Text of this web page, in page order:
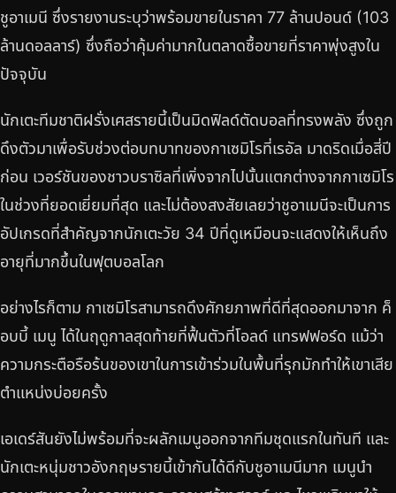
ชูอาเมนี ซึ่งรายงานระบุว่าพร้อมขายในราคา 77 ล้านปอนด์ (103
ล้านดอลลาร์) ซึ่งถือว่าคุ้มค่ามากในตลาดซื้อขายที่ราคาพุ่งสูงใน
ปัจจุบัน
นักเตะทีมชาติฝรั่งเศสรายนี้เป็นมิดฟิลด์ตัดบอลที่ทรงพลัง ซึ่งถูก
ดึงตัวมาเพื่อรับช่วงต่อบทบาทของกาเซมิโรที่เรอัล มาดริดเมื่อสี่ปี
ก่อน เวอร์ชันของชาวบราซิลที่เพิ่งจากไปนั้นแตกต่างจากกาเซมิโร
ในช่วงที่ยอดเยี่ยมที่สุด และไม่ต้องสงสัยเลยว่าชูอาเมนีจะเป็นการ
อัปเกรดที่สำคัญจากนักเตะวัย 34 ปีที่ดูเหมือนจะแสดงให้เห็นถึง
อายุที่มากขึ้นในฟุตบอลโลก
อย่างไรก็ตาม กาเซมิโรสามารถดึงศักยภาพที่ดีที่สุดออกมาจาก ค็
อบบี้ เมนู ได้ในฤดูกาลสุดท้ายที่ฟื้นตัวที่โอลด์ แทรฟฟอร์ด แม้ว่า
ความกระตือรือร้นของเขาในการเข้าร่วมในพื้นที่รุกมักทำให้เขาเสีย
ตำแหน่งบ่อยครั้ง
เอเดร์สันยังไม่พร้อมที่จะผลักเมนูออกจากทีมชุดแรกในทันที และ
นักเตะหนุ่มชาวอังกฤษรายนี้เข้ากันได้ดีกับชูอาเมนีมาก เมนูนำ